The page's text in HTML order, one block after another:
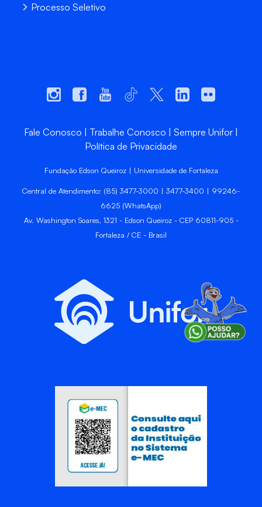
Processo Seletivo
Fale Conosco Trabalhe Conosco
Sempre Unifor
Política de Privacidade
Fundação Edson Queiroz | Universidade de Fortaleza
Central de Atendimento: (85) 3477-3000 | 3477-3400 | 99246-
6625 (WhatsApp)
Av. Washington Soares, 1321 - Edson Queiroz - CEP 60811-905 -
Fortaleza / CE - Brasil